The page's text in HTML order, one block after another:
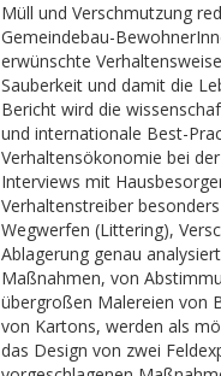
Müll und Verschmutzung
Gemeindebau-
erwünschte
Sauberkeit und damit die
Bericht wird die
und internationale Best-
Verhaltensökonomie bei
Interviews mit
Verhaltenstreiber
Wegwerfen (Littering),
Ablagerung genau
Maßnahmen, von
übergroßen Malereien von
von Kartons, werden als
das Design von zwei